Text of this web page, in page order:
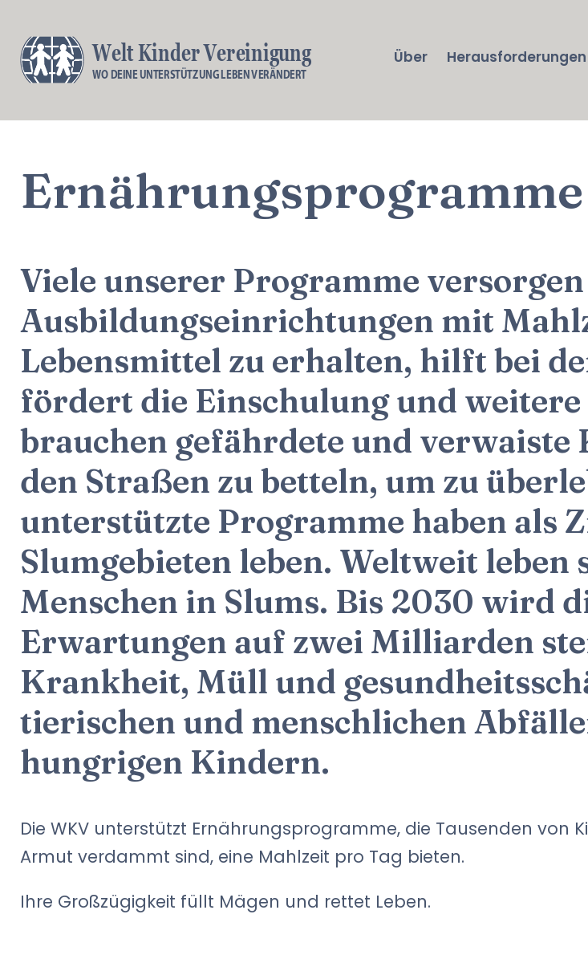
Welt Kinder Vereinigung
WO DEINE UNTERSTÜTZUNG LEBEN VERÄNDERT
Über Herausforderungen
Ernährungsprogramme
Viele unserer Programme
Ausbildungseinrichtungen mit
Lebensmittel zu erhalten, hilft bei
fördert die Einschulung und
brauchen gefährdete und
den Straßen zu betteln, um zu
unterstützte Programme haben als
Slumgebieten leben. Weltweit
Menschen in Slums. Bis 2030 wird
Erwartungen auf zwei Milliarden
Krankheit, Müll und
tierischen und menschlichen
hungrigen Kindern.
Die WKV unterstützt Ernährungsprogramme, die Tausenden von
Armut verdammt sind, eine Mahlzeit pro Tag bieten.
Ihre Großzügigkeit füllt Mägen und rettet Leben.